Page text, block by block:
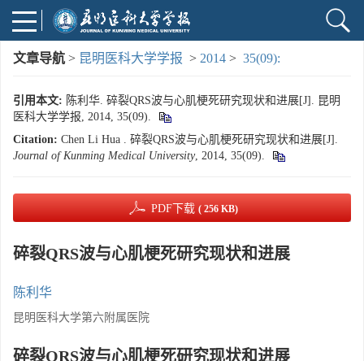
文章导航 > 昆明医科大学学报 > 2014 > 35(09):
引用本文: 陈利华. 碎裂QRS波与心肌梗死研究现状和进展[J]. 昆明
医科大学学报, 2014, 35(09).
Citation: Chen Li Hua . 碎裂QRS波与心肌梗死研究现状和进展[J].
Journal of Kunming Medical University, 2014, 35(09).
PDF下载 ( 256 KB)
碎裂QRS波与心肌梗死研究现状和进展
陈利华
昆明医科大学第六附属医院
碎裂QRS波与心肌梗死研究现状和进展